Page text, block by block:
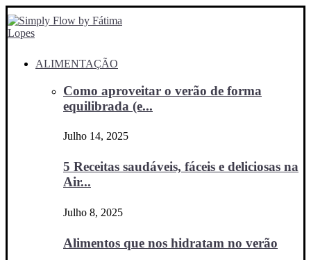
ALIMENTAÇÃO
Como aproveitar o verão de forma
equilibrada (e...
Julho 14, 2025
5 Receitas saudáveis, fáceis e deliciosas na
Air...
Julho 8, 2025
Alimentos que nos hidratam no verão